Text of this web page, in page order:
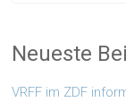
Neueste
VRFF im ZDF